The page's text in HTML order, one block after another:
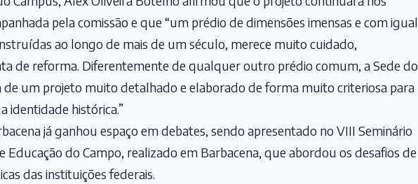
pela comissão e que “um prédio de dimensões imensas e com igual
ao longo de mais de um século, merece muito cuidado,
de reforma. Diferentemente de qualquer outro prédio comum, a Sede do
de um projeto muito detalhado e elaborado de forma muito criteriosa para
identidade histórica.”
já ganhou espaço em debates, sendo apresentado no VIII Seminário
Educação do Campo, realizado em Barbacena, que abordou os desafios de
das instituições federais.